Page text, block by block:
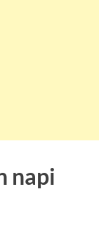
napi